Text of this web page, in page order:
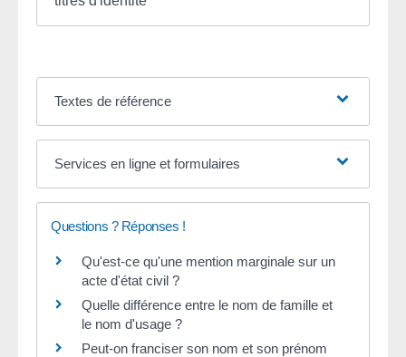
Textes de référence
Services en ligne et formulaires
Questions ? Réponses !
Qu'est-ce qu'une mention marginale sur un
acte d'état civil ?
Quelle différence entre le nom de famille et
le nom d'usage ?
Peut-on franciser son nom et son prénom